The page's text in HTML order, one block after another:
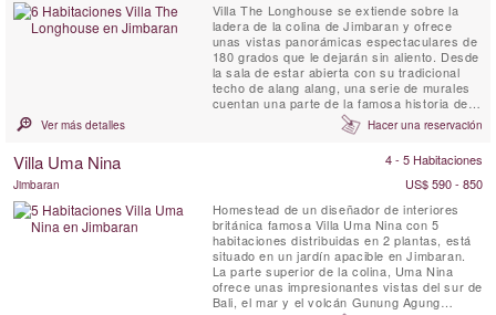
Villa The Longhouse se extiende sobre la
ladera de la colina de Jimbaran y ofrece
unas vistas panorámicas espectaculares de
180 grados que le dejarán sin aliento. Desde
la sala de estar abierta con su tradicional
techo de alang alang, una serie de murales
cuentan una parte de la famosa historia del
Ramayana. Cada una de las seis amplias
suites tiene como tema una isla de Indonesia
motivos de esa isla cuidadosamente
Ver más detalles Hacer una reservación
Villa Uma Nina 4 - 5 Habitaciones
Jimbaran
US$ 590 - 850
Homestead de un diseñador de interiores
británica famosa Villa Uma Nina con 5
habitaciones distribuidas en 2 plantas, está
situado en un jardín apacible en Jimbaran.
La parte superior de la colina, Uma Nina
ofrece unas impresionantes vistas del sur de
Bali, el mar y el volcán Gunung Agung